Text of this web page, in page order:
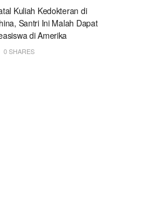
Kuliah Kedokteran di
Santri Ini Malah Dapat
di Amerika
0 SHARES